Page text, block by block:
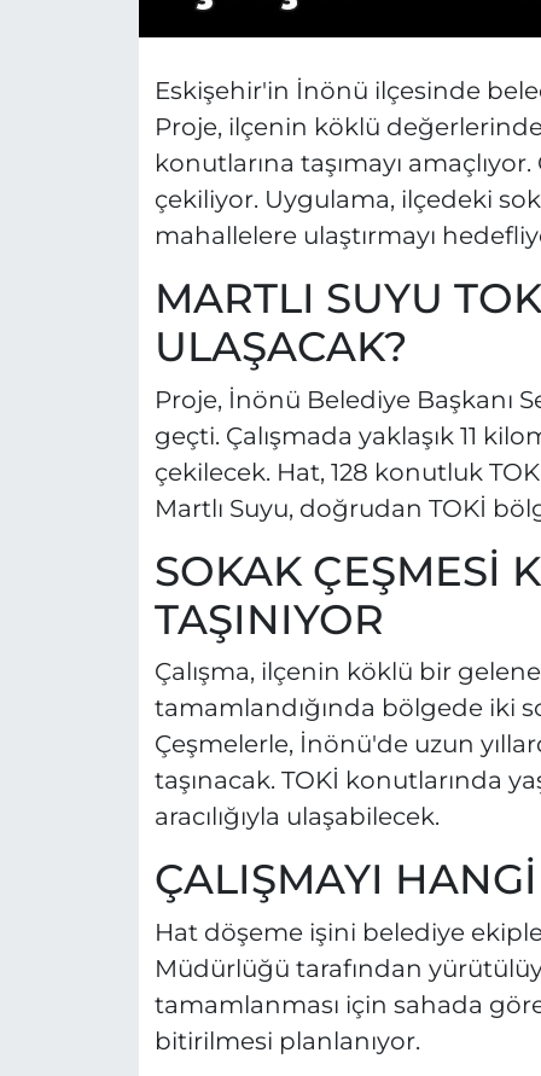
Eskişehir'in İnönü ilçesinde
Proje, ilçenin köklü
konutlarına taşımayı
çekiliyor. Uygulama, ilçedeki
mahallelere ulaştırmayı
MARTLI SUYU
ULAŞACAK?
Proje, İnönü Belediye Başkanı
geçti. Çalışmada yaklaşık 11
çekilecek. Hat, 128 konutluk
Martlı Suyu, doğrudan TOKİ
SOKAK ÇEŞMESİ
TAŞINIYOR
Çalışma, ilçenin köklü bir
tamamlandığında bölgede iki
Çeşmelerle, İnönü'de uzun
taşınacak. TOKİ konutlarında
aracılığıyla ulaşabilecek.
ÇALIŞMAYI
Hat döşeme işini belediye
Müdürlüğü tarafından
tamamlanması için sahada
bitirilmesi planlanıyor.